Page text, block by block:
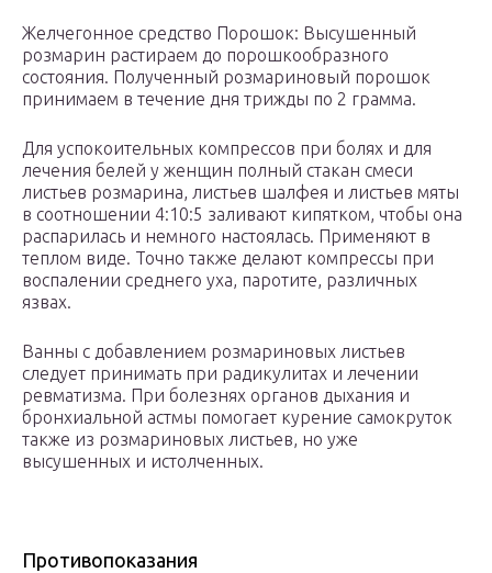
Желчегонное средство Порошок: Высушенный
розмарин растираем до порошкообразного
состояния. Полученный розмариновый порошок
принимаем в течение дня трижды по 2 грамма.
Для успокоительных компрессов при болях и для
лечения белей у женщин полный стакан смеси
листьев розмарина, листьев шалфея и листьев мяты
в соотношении 4:10:5 заливают кипятком, чтобы она
распарилась и немного настоялась. Применяют в
теплом виде. Точно также делают компрессы при
воспалении среднего уха, паротите, различных
язвах.
Ванны с добавлением розмариновых листьев
следует принимать при радикулитах и лечении
ревматизма. При болезнях органов дыхания и
бронхиальной астмы помогает курение самокруток
также из розмариновых листьев, но уже
высушенных и истолченных.
Противопоказания